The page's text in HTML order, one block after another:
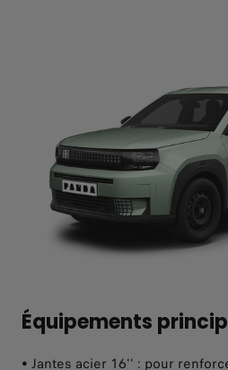
Équipements
• Jantes acier 16'' : pour